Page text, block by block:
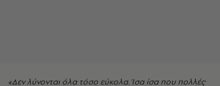
«Δεν λύνονται όλα τόσο εύκολα. Ίσα ίσα που πολλές